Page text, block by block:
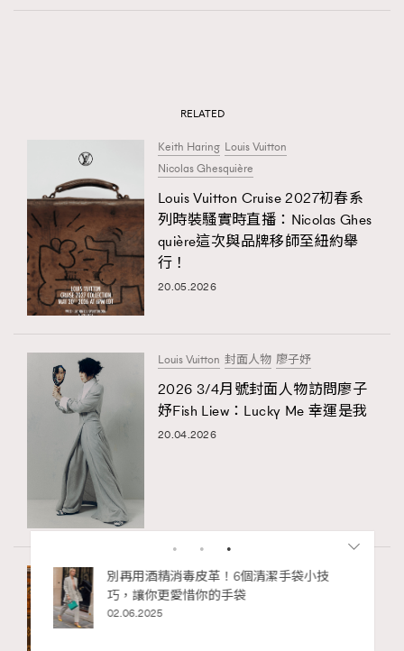
RELATED
Keith Haring Louis Vuitton
Nicolas Ghesquière
Louis Vuitton Cruise 2027初春系
列時裝騷實時直播：Nicolas Ghes
quière這次與品牌移師至紐約舉
行！
20.05.2026
Louis Vuitton 封面人物 廖子妤
2026 3/4月號封面人物訪問廖子
妤Fish Liew：Lucky Me 幸運是我
20.04.2026
Georges Vuitton Louis Vuitton monogram
Louis Vuitton Monogram誕生130周
的顯
別再用酒精消毒皮革！6個清潔手袋小技
巧，讓你更愛惜你的手袋
02.06.2025